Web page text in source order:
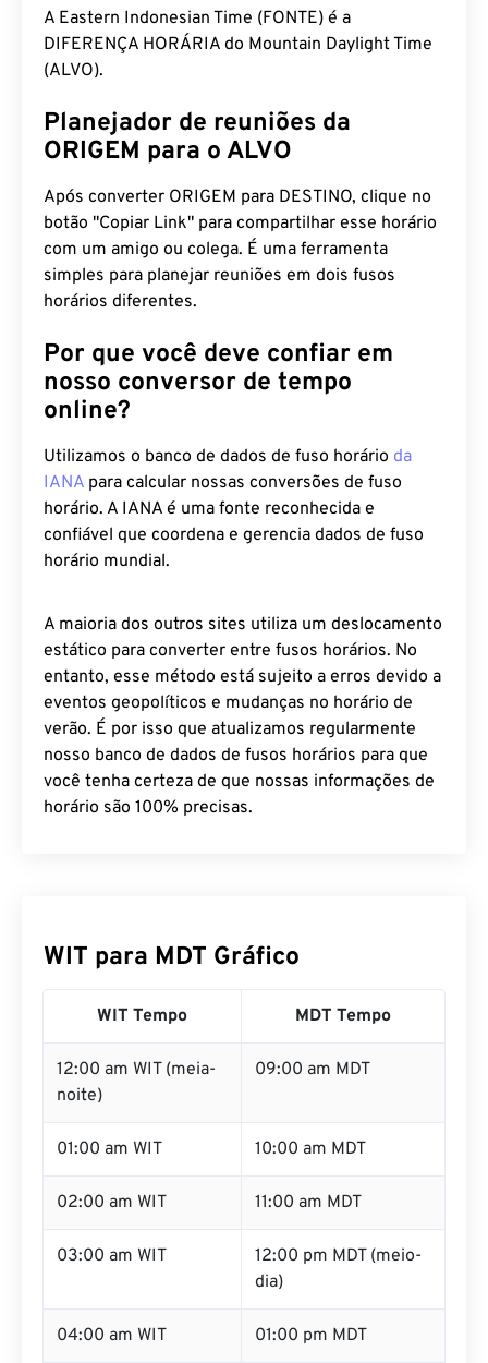
A Eastern Indonesian Time (FONTE) é a
DIFERENÇA HORÁRIA do Mountain Daylight Time
(ALVO).
Planejador de reuniões da
ORIGEM para o ALVO
Após converter ORIGEM para DESTINO, clique no
botão "Copiar Link" para compartilhar esse horário
com um amigo ou colega. É uma ferramenta
simples para planejar reuniões em dois fusos
horários diferentes.
Por que você deve confiar em
nosso conversor de tempo
online?
Utilizamos o banco de dados de fuso horário da
IANA para calcular nossas conversões de fuso
horário. A IANA é uma fonte reconhecida e
confiável que coordena e gerencia dados de fuso
horário mundial.
A maioria dos outros sites utiliza um deslocamento
estático para converter entre fusos horários. No
entanto, esse método está sujeito a erros devido a
eventos geopolíticos e mudanças no horário de
verão. É por isso que atualizamos regularmente
nosso banco de dados de fusos horários para que
você tenha certeza de que nossas informações de
horário são 100% precisas.
WIT para MDT Gráfico
WIT Tempo MDT Tempo
12:00 am WIT (meia-
noite)
09:00 am MDT
01:00 am WIT 10:00 am MDT
02:00 am WIT 11:00 am MDT
03:00 am WIT
12:00 pm MDT (meio-
dia)
04:00 am WIT 01:00 pm MDT